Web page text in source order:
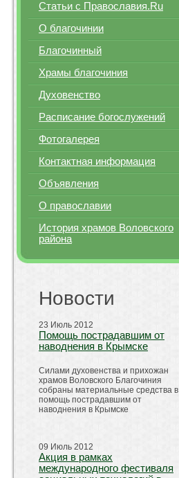
Статьи с Православия.Ru
О благочинии
Благочинный
Храмы благочиния
Духовенство
Расписание богослужений
Фотогалерея
Контактная информация
Объявления
О православии
История храмов Воловского
района
Новости
23 Июль 2012
Помощь пострадавшим от
наводнения в Крымске
Силами духовенства и прихожан
храмов Воловского Благочиния
собраны материальные средства в
помощь пострадавшим от
наводнения в Крымске
09 Июль 2012
Акция в рамках
международного фестиваля